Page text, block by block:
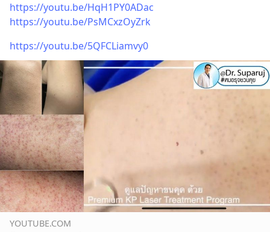
https://youtu.be/HqH1PY0ADac
https://youtu.be/PsMCxzOyZrk
https://youtu.be/5QFCLiamvy0
YOUTUBE.COM